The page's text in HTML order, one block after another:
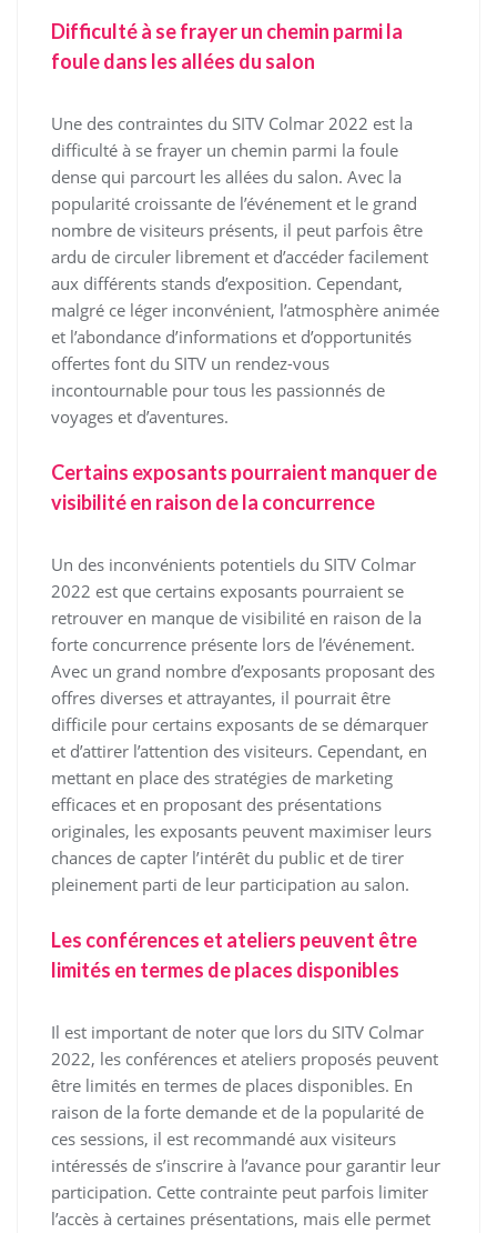
Difficulté à se frayer un chemin parmi la
foule dans les allées du salon
Une des contraintes du SITV Colmar 2022 est la
difficulté à se frayer un chemin parmi la foule
dense qui parcourt les allées du salon. Avec la
popularité croissante de l’événement et le grand
nombre de visiteurs présents, il peut parfois être
ardu de circuler librement et d’accéder facilement
aux différents stands d’exposition. Cependant,
malgré ce léger inconvénient, l’atmosphère animée
et l’abondance d’informations et d’opportunités
offertes font du SITV un rendez-vous
incontournable pour tous les passionnés de
voyages et d’aventures.
Certains exposants pourraient manquer de
visibilité en raison de la concurrence
Un des inconvénients potentiels du SITV Colmar
2022 est que certains exposants pourraient se
retrouver en manque de visibilité en raison de la
forte concurrence présente lors de l’événement.
Avec un grand nombre d’exposants proposant des
offres diverses et attrayantes, il pourrait être
difficile pour certains exposants de se démarquer
et d’attirer l’attention des visiteurs. Cependant, en
mettant en place des stratégies de marketing
efficaces et en proposant des présentations
originales, les exposants peuvent maximiser leurs
chances de capter l’intérêt du public et de tirer
pleinement parti de leur participation au salon.
Les conférences et ateliers peuvent être
limités en termes de places disponibles
Il est important de noter que lors du SITV Colmar
2022, les conférences et ateliers proposés peuvent
être limités en termes de places disponibles. En
raison de la forte demande et de la popularité de
ces sessions, il est recommandé aux visiteurs
intéressés de s’inscrire à l’avance pour garantir leur
participation. Cette contrainte peut parfois limiter
l’accès à certaines présentations, mais elle permet